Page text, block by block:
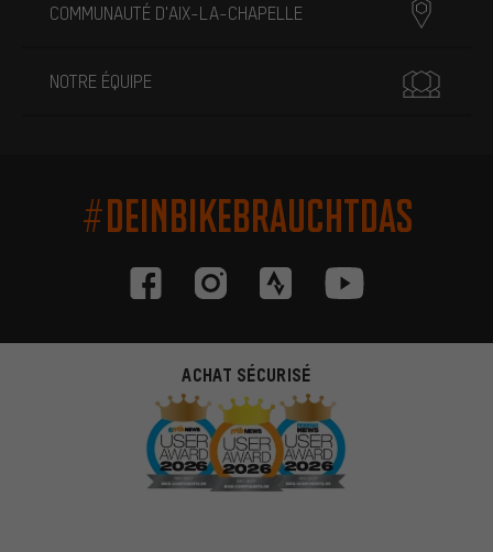
COMMUNAUTÉ D'AIX-LA-CHAPELLE
NOTRE ÉQUIPE
#DEINBIKEBRAUCHTDAS
ACHAT SÉCURISÉ